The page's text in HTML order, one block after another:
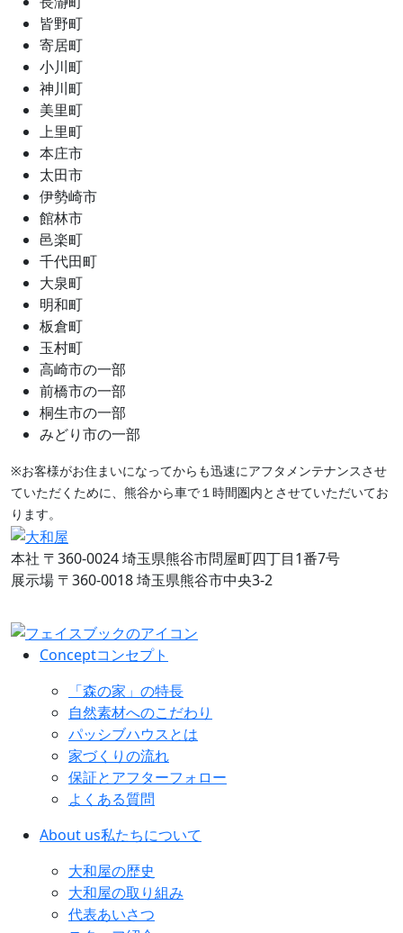
皆野町
寄居町
小川町
神川町
美里町
上里町
本庄市
太田市
伊勢崎市
館林市
邑楽町
千代田町
大泉町
明和町
板倉町
玉村町
高崎市の一部
前橋市の一部
桐生市の一部
みどり市の一部
※お客様がお住まいになってからも迅速にアフタメンテナンスさせ
ていただくために、熊谷から車で１時間圏内とさせていただいてお
ります。
本社 〒360-0024 埼玉県熊谷市問屋町四丁目1番7号
展示場 〒360-0018 埼玉県熊谷市中央3-2
Conceptコンセプト
「森の家」の特長
自然素材へのこだわり
パッシブハウスとは
家づくりの流れ
保証とアフターフォロー
よくある質問
About us私たちについて
大和屋の歴史
大和屋の取り組み
代表あいさつ